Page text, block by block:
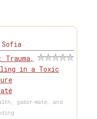
Trauma,
in a Toxic
gabor-maté, and